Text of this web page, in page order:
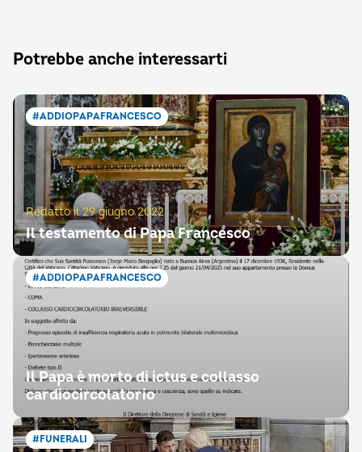
Potrebbe anche interessarti
#ADDIOPAPAFRANCESCO
Redatto il 29 giugno 2022
Il testamento di Papa Francesco
#ADDIOPAPAFRANCESCO
Il Papa è morto di ictus e collasso
cardiocircolatorio
#FUNERALI